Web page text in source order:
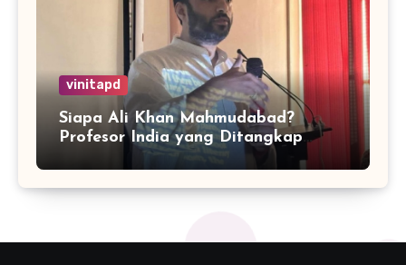
vinitapd
Siapa Ali Khan Mahmudabad?
Profesor India yang Ditangkap
karena Kritik Operasi Sindoor